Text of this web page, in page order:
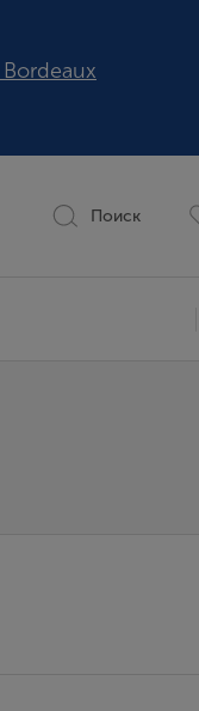
Bordeaux
Поиск